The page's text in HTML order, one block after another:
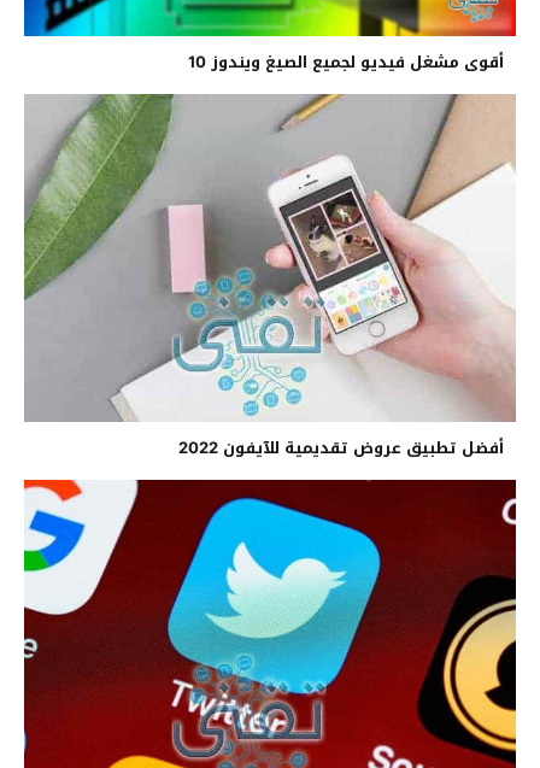
أقوى مشغل فيديو لجميع الصيغ ويندوز 10
أفضل تطبيق عروض تقديمية للآيفون 2022